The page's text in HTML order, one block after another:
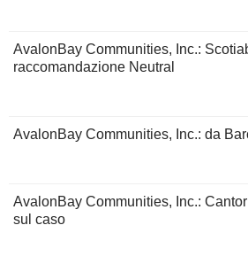
AvalonBay Communities, Inc.:
raccomandazione Neutral
AvalonBay Communities, Inc.: da
AvalonBay Communities, Inc.:
sul caso